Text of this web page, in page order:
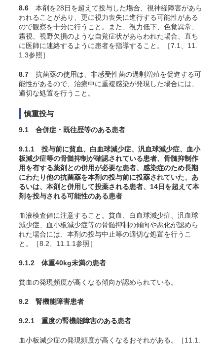
8.6 本剤を28日を超えて投与した場合、視神経障害があら
われることがあり、更に視力喪失に進行する可能性がある
ので観察を十分に行うこと。また、視力低下、色覚異常、
霧視、視野欠損のような自覚症状があらわれた場合、直ち
に医師に連絡するように患者を指導すること。［7.1、11.
1.3参照］
8.7 抗菌薬の使用は、非感受性菌の過剰増殖を促進する可
能性があるので、治療中に重複感染が発現した場合には、
適切な処置を行うこと。
慎重投与
9.1 合併症・既往歴等のある患者
9.1.1 投与前に貧血、白血球減少症、汎血球減少症、血小
板減少症等の骨髄抑制が確認されている患者、骨髄抑制作
用を有する薬剤との併用が必要な患者、感染症のため長期
にわたり他の抗菌薬を本剤の投与前に投薬されていた、あ
るいは、本剤と併用して投薬される患者、14日を超えて本
剤を投与される可能性のある患者
血液検査値に注意すること。貧血、白血球減少症、汎血球
減少症、血小板減少症等の骨髄抑制の傾向や悪化が認めら
れた場合には、本剤の投与中止等の適切な処置を行うこ
と。［8.2、11.1.1参照］
9.1.2 体重40kg未満の患者
貧血の発現頻度が高くなる傾向が認められている。
9.2 腎機能障害患者
9.2.1 重度の腎機能障害のある患者
血小板減少症の発現頻度が高くなるおそれがある。［11.1.